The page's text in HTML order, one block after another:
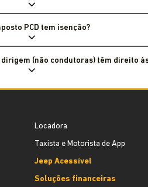
PCD tem isenção?
(não condutoras) têm direito
Locadora
Taxista e Motorista de App
Jeep Acessível
Soluções financeiras